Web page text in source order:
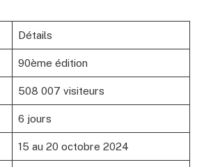
Détails
90ème édition
508 007 visiteurs
6 jours
15 au 20 octobre 2024